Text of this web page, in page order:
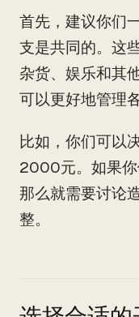
首先，建议你们
支是共同的。这
杂货、娱乐和其
可以更好地管理
比如，你们可以
2000元。如果你
那么就需要讨论
整。